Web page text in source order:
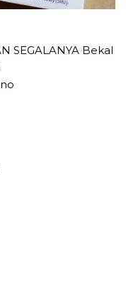
SEGALANYA Bekal